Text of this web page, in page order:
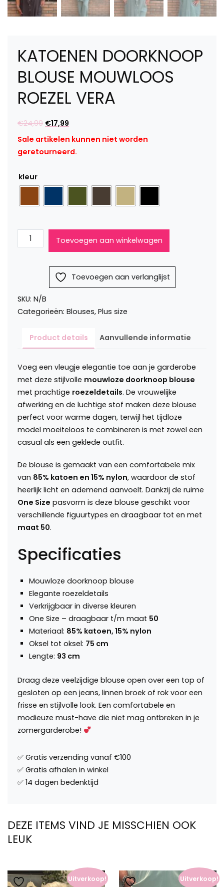
KATOENEN DOORKNOOP
BLOUSE MOUWLOOS
ROEZEL VERA
€24,99 Oorspronkelijke
prijs
€17,99
prijs
is:
Sale artikelen kunnen niet worden
geretourneerd.
kleur
Katoenen
doorknoop
Vera
aantal
Toevoegen aan winkelwagen
Toevoegen aan verlanglijst
SKU: N/B
Categorieën: Blouses, Plus size
Product details Aanvullende informatie
Voeg een vleugje elegantie toe aan je garderobe
met deze stijlvolle mouwloze doorknoop blouse
met prachtige roezeldetails. De vrouwelijke
afwerking en de luchtige stof maken deze blouse
perfect voor warme dagen, terwijl het tijdloze
model moeiteloos te combineren is met zowel een
casual als een geklede outfit.
De blouse is gemaakt van een comfortabele mix
van 85% katoen en 15% nylon, waardoor de stof
heerlijk licht en ademend aanvoelt. Dankzij de ruime
One Size pasvorm is deze blouse geschikt voor
verschillende figuurtypes en draagbaar tot en met
maat 50.
Specificaties
Mouwloze doorknoop blouse
Elegante roezeldetails
Verkrijgbaar in diverse kleuren
One Size – draagbaar t/m maat 50
Materiaal: 85% katoen, 15% nylon
Oksel tot oksel: 75 cm
Lengte: 93 cm
Draag deze veelzijdige blouse open over een top of
gesloten op een jeans, linnen broek of rok voor een
frisse en stijlvolle look. Een comfortabele en
modieuze must-have die niet mag ontbreken in je
zomergarderobe!
DEZE ITEMS VIND JE MISSCHIEN OOK
LEUK
Uitverkoop! Uitverkoop!